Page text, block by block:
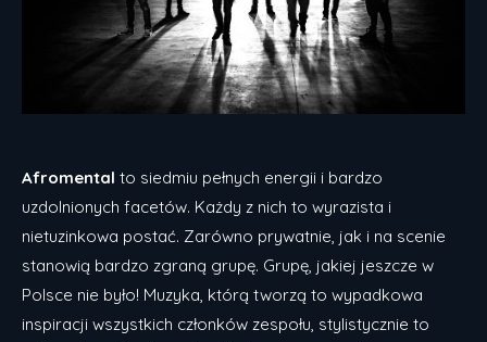
Afromental to siedmiu pełnych energii i bardzo
uzdolnionych facetów. Każdy z nich to wyrazista i
nietuzinkowa postać. Zarówno prywatnie, jak i na scenie
stanowią bardzo zgraną grupę. Grupę, jakiej jeszcze w
Polsce nie było! Muzyka, którą tworzą to wypadkowa
inspiracji wszystkich członków zespołu, stylistycznie to